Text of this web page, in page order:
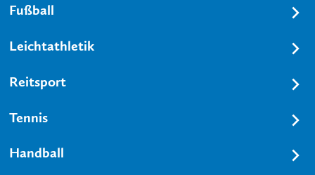
Fußball
Leichtathletik
Reitsport
Tennis
Handball